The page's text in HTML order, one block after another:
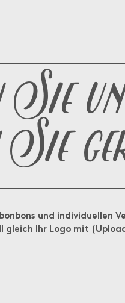
und individuellen
gleich Ihr Logo mit